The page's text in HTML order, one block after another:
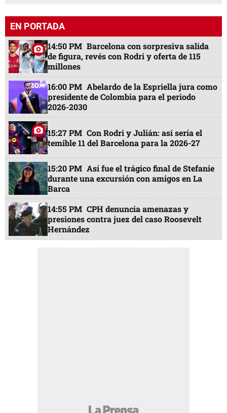
EN PORTADA
14:50 PM Barcelona con sorpresiva salida
de figura, revés con Rodri y oferta de 115
millones
16:00 PM Abelardo de la Espriella jura como
presidente de Colombia para el periodo
2026-2030
15:27 PM Con Rodri y Julián: así sería el
temible 11 del Barcelona para la 2026-27
15:20 PM Así fue el trágico final de Stefanie
durante una excursión con amigos en La
Barca
14:55 PM CPH denuncia amenazas y
presiones contra juez del caso Roosevelt
Hernández